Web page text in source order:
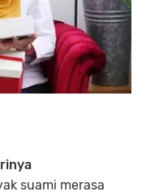
suami merasa